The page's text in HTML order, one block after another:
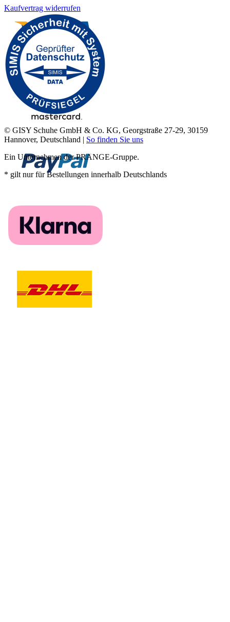
Kaufvertrag widerrufen
© GISY Schuhe GmbH & Co. KG, Georgstraße 27-29, 30159
Hannover, Deutschland | So finden Sie uns
Ein Unternehmen der PRANGE-Gruppe.
* gilt nur für Bestellungen innerhalb Deutschlands